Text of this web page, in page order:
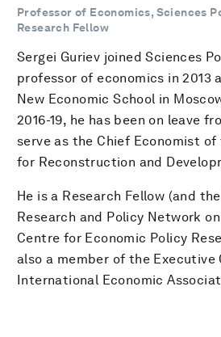
Professor of Economics, Sciences
Research Fellow
Sergei Guriev joined Sciences
professor of economics in 2013
New Economic School in
2016-19, he has been on leave
serve as the Chief Economist of
for Reconstruction and
He is a Research Fellow (and
Research and Policy Network
Centre for Economic Policy
also a member of the
International Economic